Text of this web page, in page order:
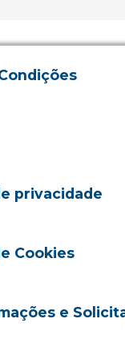
privacidade
Cookies
e